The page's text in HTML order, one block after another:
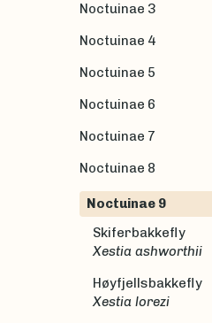
Noctuinae 3
Noctuinae 4
Noctuinae 5
Noctuinae 6
Noctuinae 7
Noctuinae 8
Noctuinae 9
Skiferbakkefly
Xestia ashworthii
Høyfjellsbakkefly
Xestia lorezi